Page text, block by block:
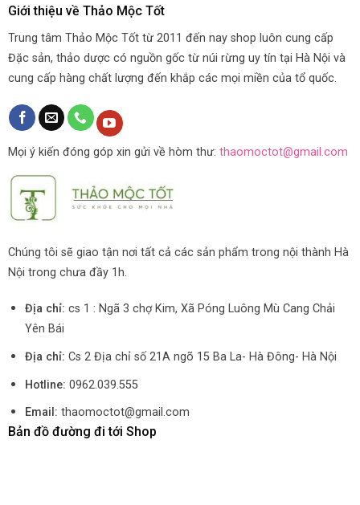
Giới thiệu về Thảo Mộc Tốt
Trung tâm Thảo Mộc Tốt từ 2011 đến nay shop luôn cung cấp
Đặc sản, thảo dược có nguồn gốc từ núi rừng uy tín tại Hà Nội và
cung cấp hàng chất lượng đến khắp các mọi miền của tổ quốc.
Mọi ý kiến đóng góp xin gửi về hòm thư: thaomoctot@gmail.com
Chúng tôi sẽ giao tận nơi tất cả các sản phẩm trong nội thành Hà
Nội trong chưa đầy 1h.
Địa chỉ: cs 1 : Ngã 3 chợ Kim, Xã Póng Luông Mù Cang Chải
Yên Bái
Địa chỉ: Cs 2 Địa chỉ số 21A ngõ 15 Ba La- Hà Đông- Hà Nội
Hotline: 0962.039.555
Email: thaomoctot@gmail.com
Bản đồ đường đi tới Shop